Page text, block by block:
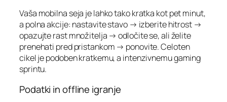
Vaša mobilna seja je lahko tako kratka kot pet minut,
a polna akcije: nastavite stavo → izberite hitrost →
opazujte rast množitelja → odločite se, ali želite
prenehati pred pristankom → ponovite. Celoten
cikel je podoben kratkemu, a intenzivnemu gaming
sprintu.
Podatki in offline igranje